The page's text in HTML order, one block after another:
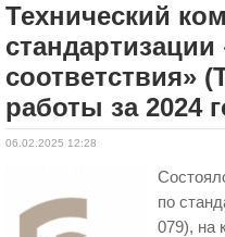
Технический
соответствия»
работы за 2024
06.02.2025 12:28
по
079), на